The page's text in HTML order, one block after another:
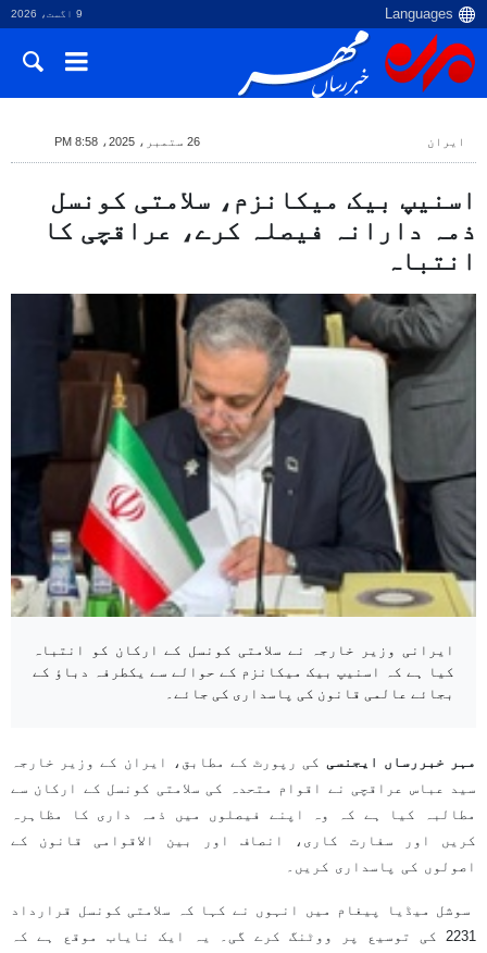
9 اگست، 2026
ایران 26 ستمبر، 2025، 8:58 PM
اسنیپ بیک میکانزم، سلامتی کونسل
ذمہ دارانہ فیصلہ کرے، عراقچی کا
انتباہ
ایرانی وزیر خارجہ نے سلامتی کونسل کے ارکان کو انتباہ
کیا ہے کہ اسنیپ بیک میکانزم کے حوالے سے یکطرفہ دباؤ کے
بجائے عالمی قانون کی پاسداری کی جائے۔
مہر خبررساں ایجنسی کی رپورٹ کے مطابق، ایران کے وزیر خارجہ
سید عباس عراقچی نے اقوام متحدہ کی سلامتی کونسل کے ارکان سے
مطالبہ کیا ہے کہ وہ اپنے فیصلوں میں ذمہ داری کا مظاہرہ
کریں اور سفارت کاری، انصاف اور بین الاقوامی قانون کے
اصولوں کی پاسداری کریں۔
سوشل میڈیا پیغام میں انہوں نے کہا کہ سلامتی کونسل قرارداد
2231 کی توسیع پر ووٹنگ کرے گی۔ یہ ایک نایاب موقع ہے کہ